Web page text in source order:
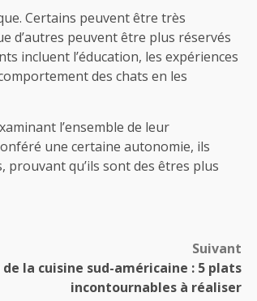
Certains peuvent être très
d’autres peuvent être plus réservés
incluent l’éducation, les expériences
des chats en les
l’ensemble de leur
une certaine autonomie, ils
prouvant qu’ils sont des êtres plus
Suivant
la cuisine sud-américaine : 5 plats
incontournables à réaliser